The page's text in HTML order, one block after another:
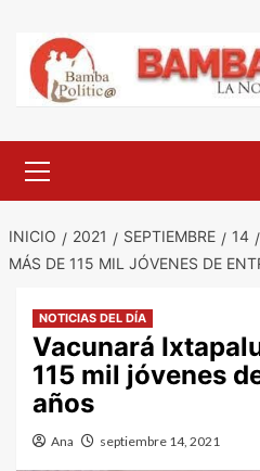
contenido
principal
INICIO 2021 SEPTIEMBRE 14
MÁS DE 115 MIL JÓVENES DE
NOTICIAS DEL DÍA
Vacunará
115 mil jóvenes
años
Ana septiembre 14, 2021